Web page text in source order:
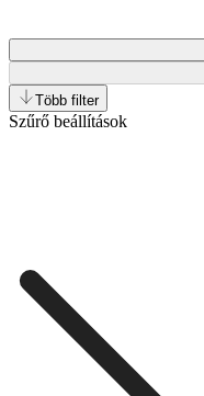
Több filter
Szűrő beállítások